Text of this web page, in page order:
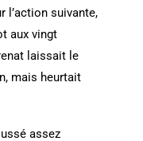
l’action suivante,
aux vingt
laissait le
mais heurtait
assez